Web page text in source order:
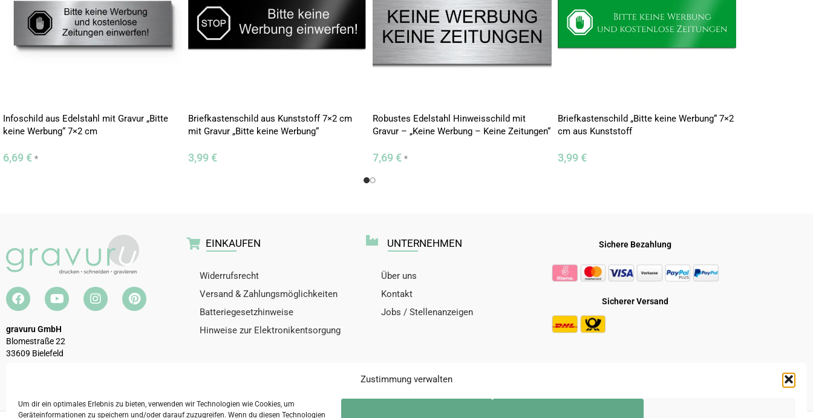
Zustimmung verwalten
Um dir ein optimales Erlebnis zu bieten, verwenden wir Technologien wie Cookies, um
Geräteinformationen zu speichern und/oder darauf zuzugreifen. Wenn du diesen Technologien
Infoschild aus Edelstahl mit Gravur „Bitte
keine Werbung“ 7×2 cm
6,69 € *
Briefkastenschild aus Kunststoff 7×2 cm
mit Gravur „Bitte keine Werbung“
3,99 €
Robustes Edelstahl Hinweisschild mit
Gravur – „Keine Werbung – Keine Zeitungen“
7,69 € *
Briefkastenschild „Bitte keine Werbung“ 7×2
cm aus Kunststoff
3,99 €
gravuru GmbH
Blomestraße 22
33609 Bielefeld
EINKAUFEN
Widerrufsrecht
Versand & Zahlungsmöglichkeiten
Batteriegesetzhinweise
Hinweise zur Elektronikentsorgung
UNTERNEHMEN
Über uns
Kontakt
Jobs / Stellenanzeigen
Sichere Bezahlung
Sicherer Versand